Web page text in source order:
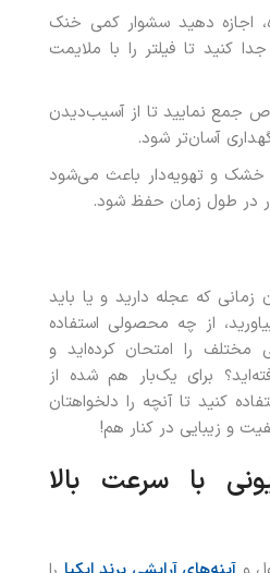
اجازه دهید سشوار کمی خنک
کنید تا فیلتر را با ملایمت
جمع نمایید تا از آسیب‌دیدن
آسان‌تر شود.
خشک و تهویه‌دار باعث می‌شود
در طول زمان حفظ شود.
که عجله دارید و یا باید
از چه محصولی استفاده
مختلف را امتحان کرده‌اید و
برای یک‌بار هم شده از
کنید تا آنچه را دلخواهتان
و زیبایی در کنار هم!
با سرعت بالا